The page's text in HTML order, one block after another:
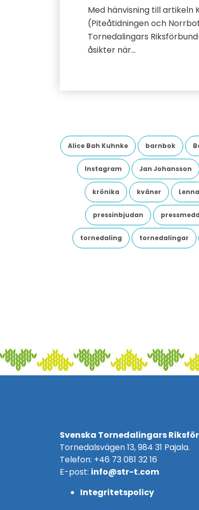
Med hänvisning till artikeln
(Piteåtidningen och
Tornedalingars
åsikter när…
Alice Bah Kuhnke barnbok
Instagram Jan Johansson
krönika kväner
pressinbjudan
tornedaling tornedalingar
Svenska Tornedalingars
Tornedalsvägen 13, 984 31 Pajala.
Telefon: +46 73 081 32 16
E-post: info@str-t.com
Integritetspolicy